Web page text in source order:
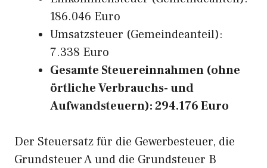
186.046 Euro
Umsatzsteuer (Gemeindeanteil):
7.338 Euro
Gesamte Steuereinnahmen (ohne
örtliche Verbrauchs- und
Aufwandsteuern): 294.176 Euro
Der Steuersatz für die Gewerbesteuer, die
Grundsteuer A und die Grundsteuer B